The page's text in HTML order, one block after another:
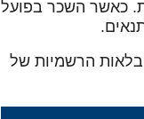
כאשר השכר בפועל
הרשמיות של